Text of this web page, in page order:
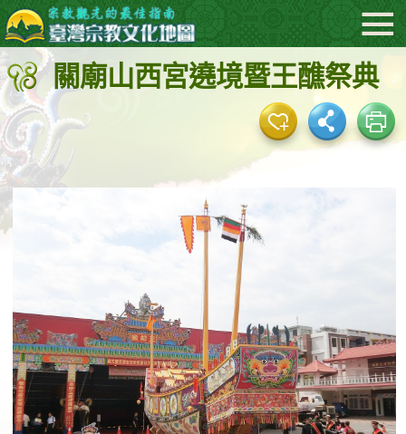
跳
到
主
要
內
容
區
塊
:::
關廟山西宮遶境暨王醮祭典